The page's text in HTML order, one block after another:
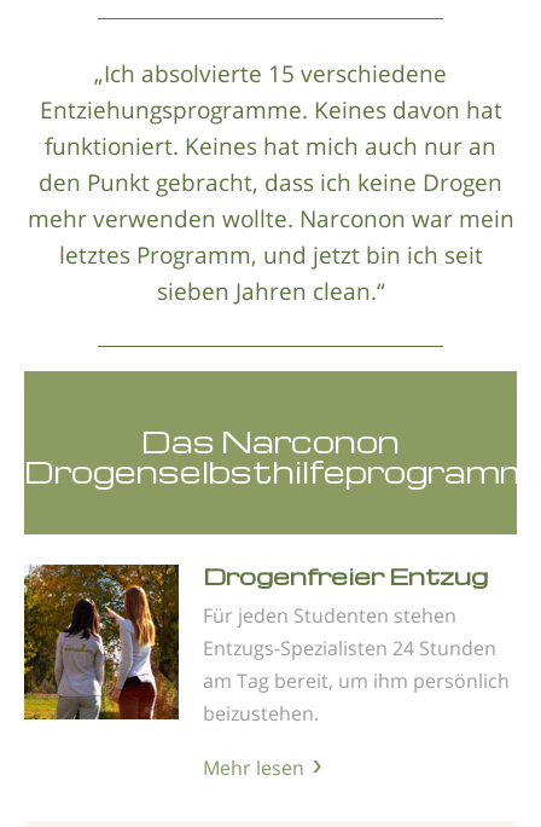
„Ich absolvierte 15 verschiedene
Entziehungs­programme. Keines davon hat
funktioniert. Keines hat mich auch nur an
den Punkt gebracht, dass ich keine Drogen
mehr verwenden wollte. Narconon war mein
letztes Programm, und jetzt bin ich seit
sieben Jahren clean.“
Das Narconon
Drogenselbsthilfeprogramm
Drogenfreier Entzug
Für jeden Studenten stehen
Entzugs-Spezialisten 24 Stunden
am Tag bereit, um ihm persönlich
beizustehen.
Mehr lesen